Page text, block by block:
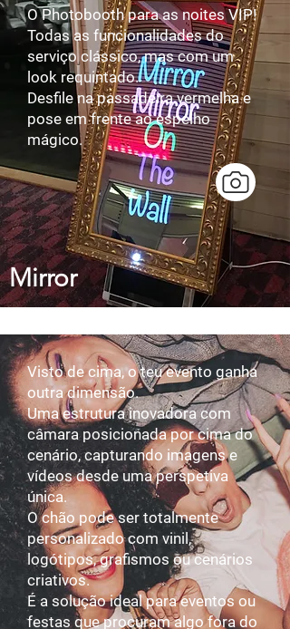
O Photobooth para as noites VIP!​​
Todas as funcionalidades do
serviço clássico, mas com um
look requintado.​
Desfile na passadeira vermelha e
pose em frente ao espelho
mágico.
Mirror
Visto de cima, o teu evento ganha
outra dimensão.
Uma estrutura inovadora com
câmara posicionada por cima do
cenário, capturando imagens e
vídeos desde uma perspetiva
única.
O chão pode ser totalmente
personalizado com vinil,
logótipos, grafismos ou cenários
criativos.
É a solução ideal para eventos ou
festas que procuram algo fora do